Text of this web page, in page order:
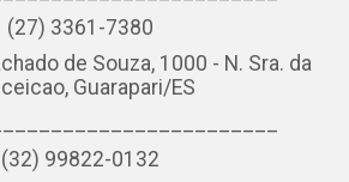
(27) 3361-7380
de Souza, 1000 - N. Sra. da
Guarapari/ES
(32) 99822-0132